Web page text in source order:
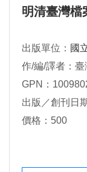
明清臺灣檔
出版單位： 國
作/編/譯者：
GPN：
出版／創刊日
價格：500